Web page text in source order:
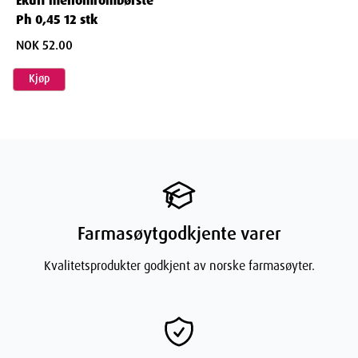
Beskytter dine verdifulle tannbehandlinger
Beskytter du kostbare implantater og tannarbeid
Forlenger levetiden på tannregulering og proteser
Langvarig bruk med konsistent kvalitet
Pålitelig ytelse dag etter dag
Profesjonelle resultater i hjemmemiljø
Ekulf mellomromsbørster 0,9 mm representerer det beste innen
mellomromrengjøring - kombinasjonen av mange fine børstestrå,
Ph 0,45 12 stk
NOK 52.00
Kjøp
Farmasøytgodkjente varer
Kvalitetsprodukter godkjent av norske farmasøyter.